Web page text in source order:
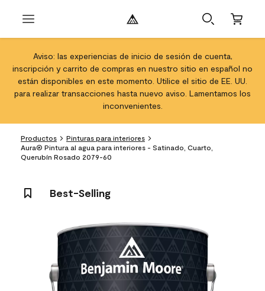
Aviso: las experiencias de inicio de sesión de cuenta,
inscripción y carrito de compras en nuestro sitio en español no
están disponibles en este momento. Utilice el sitio de EE. UU.
para realizar transacciones hasta nuevo aviso. Lamentamos los
inconvenientes.
Productos
Pinturas para interiores
Aura® Pintura al agua para interiores - Satinado, Cuarto,
Querubín Rosado 2079-60
Best-Selling